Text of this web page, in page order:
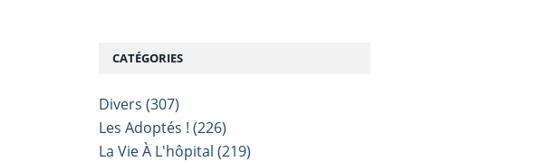
CATÉGORIES
Divers (307)
Les Adoptés ! (226)
La Vie À L'hôpital (219)